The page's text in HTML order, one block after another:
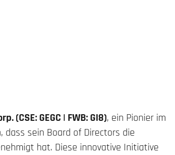
(CSE: GEGC | FWB: GI8), ein Pionier im
dass sein Board of Directors die
hat. Diese innovative Initiative